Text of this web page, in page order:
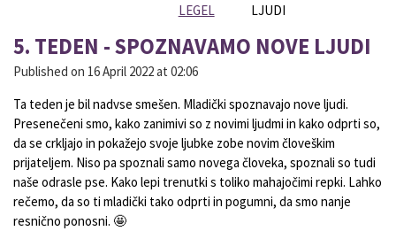
LEGEL
LJUDI
5. TEDEN - SPOZNAVAMO NOVE LJUDI
Published on 16 April 2022 at 02:06
Ta teden je bil nadvse smešen. Mladički spoznavajo nove ljudi.
Presenečeni smo, kako zanimivi so z novimi ljudmi in kako odprti so,
da se crkljajo in pokažejo svoje ljubke zobe novim človeškim
prijateljem. Niso pa spoznali samo novega človeka, spoznali so tudi
naše odrasle pse. Kako lepi trenutki s toliko mahajočimi repki. Lahko
rečemo, da so ti mladički tako odprti in pogumni, da smo nanje
resnično ponosni. 🤩